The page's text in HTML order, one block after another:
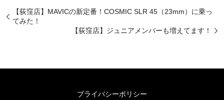
【荻窪店】MAVICの新定番！COSMIC SLR 45（23mm）に乗っ
てみた！
【荻窪店】ジュニアメンバーも増えてます！
プライバシーポリシー